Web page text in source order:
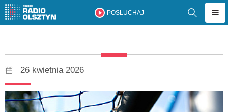
POSŁUCHAJ
26 kwietnia 2026